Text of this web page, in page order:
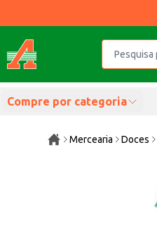
Compre por categoria
Mercearia Doces